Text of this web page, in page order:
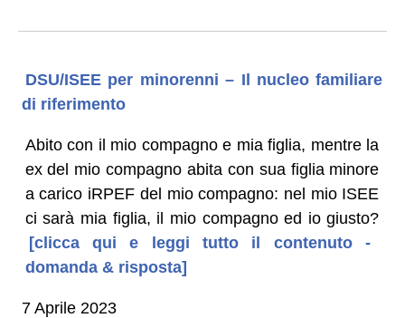
DSU/ISEE per minorenni – Il nucleo familiare
di riferimento
Abito con il mio compagno e mia figlia, mentre la
ex del mio compagno abita con sua figlia minore
a carico iRPEF del mio compagno: nel mio ISEE
ci sarà mia figlia, il mio compagno ed io giusto?
[clicca qui e leggi tutto il contenuto -
domanda & risposta]
7 Aprile 2023